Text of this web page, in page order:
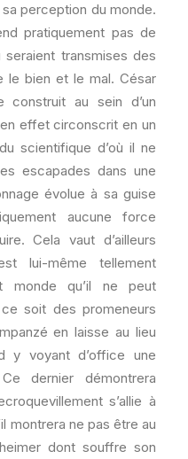
perception du monde.
pratiquement pas de
transmises des
le bien et le mal. César
au sein d’un
effet circonscrit en un
scientifique d’où il ne
escapades dans une
évolue à sa guise
aucune force
Cela vaut d’ailleurs
lui-même tellement
monde qu’il ne peut
soit des promeneurs
en laisse au lieu
y voyant d’office une
dernier démontrera
s’allie à
montrera ne pas être au
dont souffre son